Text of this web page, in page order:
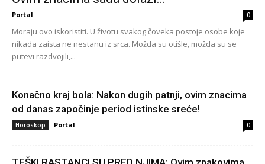
Portal 0
Moraju ovo iskoristiti. U životu svakog čoveka postoje osobe koje
nikada zaista ne nestanu iz srca. Možda su otišle, možda su se
putevi razdvojili,...
Konačno kraj bola: Nakon dugih patnji, ovim znacima
od danas započinje period istinske sreće!
Horoskop Portal 0